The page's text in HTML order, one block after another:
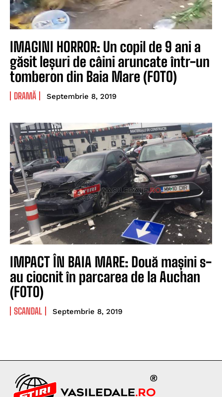
IMAGINI HORROR: Un copil de 9 ani a
găsit leșuri de câini aruncate într-un
tomberon din Baia Mare (FOTO)
DRAMĂ Septembrie 8, 2019
IMPACT ÎN BAIA MARE: Două mașini s-
au ciocnit în parcarea de la Auchan
(FOTO)
SCANDAL Septembrie 8, 2019